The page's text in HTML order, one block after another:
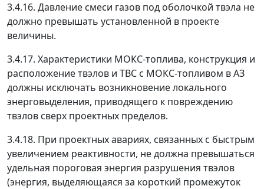
3.4.16. Давление смеси газов под оболочкой твэла не
должно превышать установленной в проекте
величины.
3.4.17. Характеристики МОКС-топлива, конструкция и
расположение твэлов и ТВС с МОКС-топливом в AЗ
должны исключать возникновение локального
энерговыделения, приводящего к повреждению
твэлов сверх проектных пределов.
3.4.18. При проектных авариях, связанных с быстрым
увеличением реактивности, не должна превышаться
удельная пороговая энергия разрушения твэлов
(энергия, выделяющаяся за короткий промежуток